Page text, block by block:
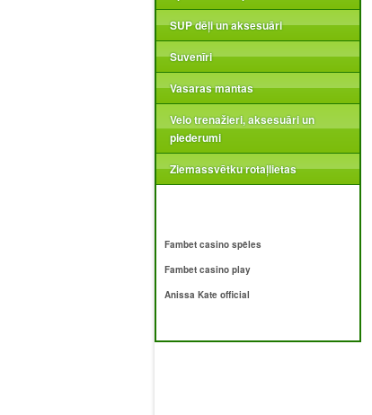
SUP dēļi un aksesuāri
Suvenīri
Vasaras mantas
Velo trenažieri, aksesuāri un
piederumi
Ziemassvētku rotaļlietas
Fambet casino spēles
Fambet casino play
Anissa Kate official